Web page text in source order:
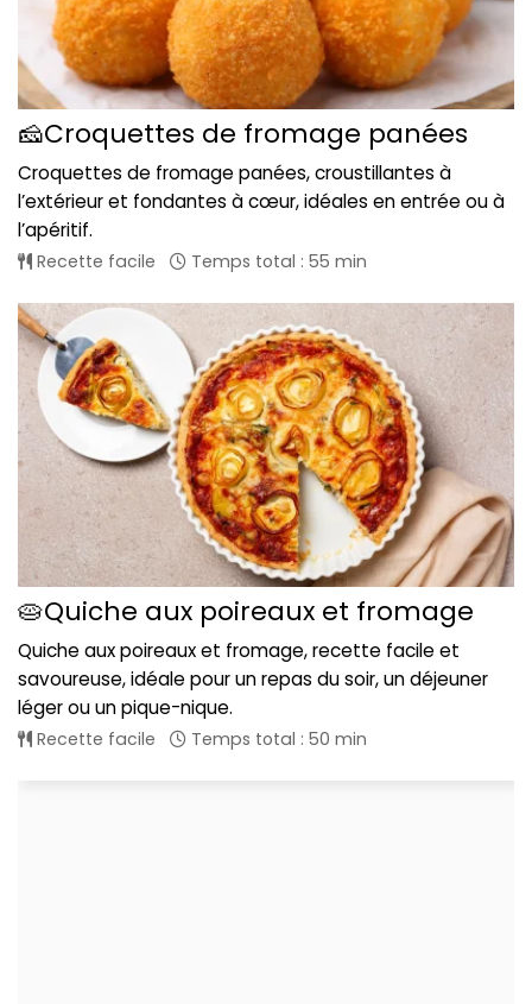
🧀Croquettes de fromage panées
Croquettes de fromage panées, croustillantes à
l’extérieur et fondantes à cœur, idéales en entrée ou à
l’apéritif.
Recette facile Temps total : 55 min
🥧Quiche aux poireaux et fromage
Quiche aux poireaux et fromage, recette facile et
savoureuse, idéale pour un repas du soir, un déjeuner
léger ou un pique-nique.
Recette facile Temps total : 50 min